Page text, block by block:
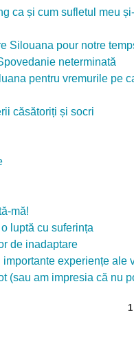
ca și cum sufletul meu
Silouana pour notre
neterminată
pentru vremurile pe
căsătoriți și socri
mă!
luptă cu suferința
de inadaptare
importante experiențe ale
(sau am impresia că nu
1